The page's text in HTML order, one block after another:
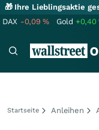
🎁 Ihre Lieblingsaktie
DAX -0,09% Gold +0,40
Startseite Anleihen